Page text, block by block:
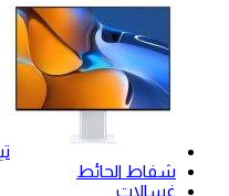
شفاط الحائط
غسالات